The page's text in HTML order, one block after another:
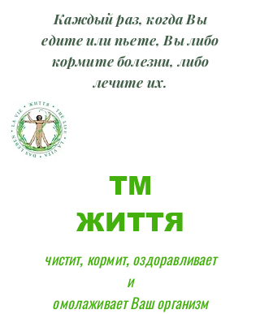
Каждый раз, когда Вы
едите или пьете, Вы либо
кормите болезни, либо
лечите их.
ТМ
ЖИТТЯ
чистит, кормит, оздоравливает
и
омолаживает Ваш организм